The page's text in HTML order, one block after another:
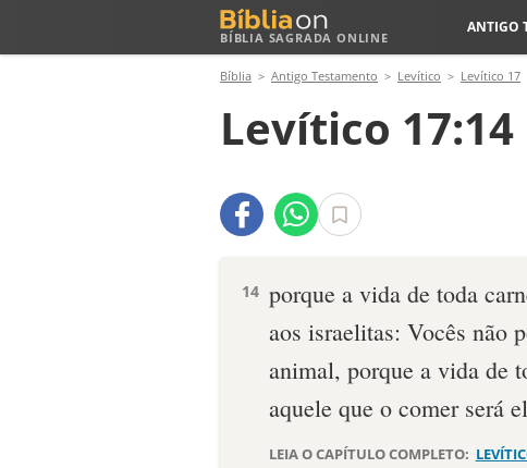
BÍBLIA SAGRADA ONLINE
ANTIGO
Bíblia Antigo Testamento Levítico Levítico 17
Levítico 17:14
14 porque a vida de toda
aos israelitas: Vocês não
animal, porque a vida de
aquele que o comer será
LEIA O CAPÍTULO COMPLETO: